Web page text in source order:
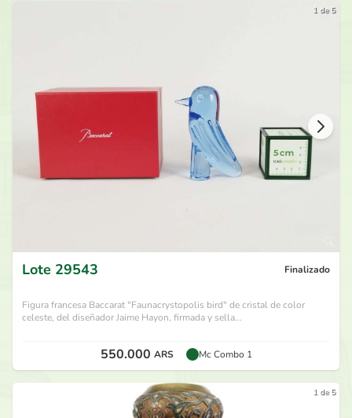
1 de 5
Lote 29543 Finalizado
Figura francesa Baccarat "Faunacrystopolis bird" de cristal de color
celeste, del diseñador Jaime Hayon, firmada y sella...
550.000 ARS Mc Combo 1
1 de 5